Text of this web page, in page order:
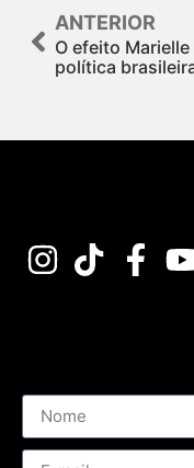
ANTERIOR
O efeito Marielle
política